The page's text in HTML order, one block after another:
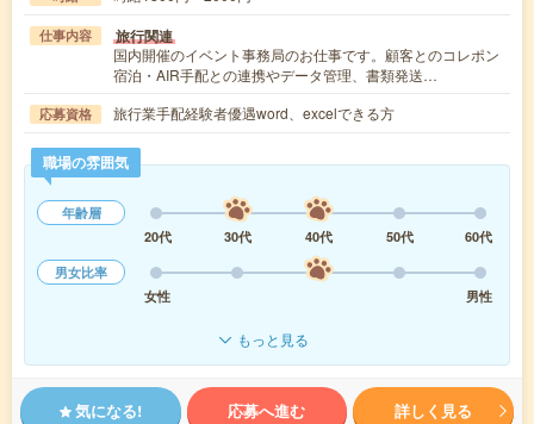
仕事内容 旅行関連
国内開催のイベント事務局のお仕事です。顧客とのコレポン
宿泊・AIR手配との連携やデータ管理、書類発送…
応募資格 旅行業手配経験者優遇word、excelできる方
職場の雰囲気
年齢層
20代
30代 40代 50代
60代
男女比率
女性
男性
もっと見る
気になる! 応募へ進む 詳しく見る